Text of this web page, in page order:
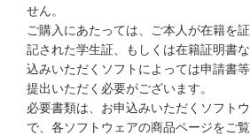
せん。
ご購入にあたっては、ご本人が在籍を
記された学生証、もしくは在籍証明書
込みいただくソフトによっては申請書
提出いただく必要がございます。
必要書類は、お申込みいただくソフト
で、各ソフトウェアの商品ページをご